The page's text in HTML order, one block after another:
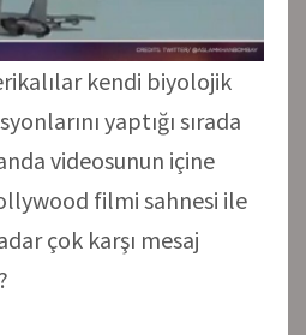
kendi biyolojik
yaptığı sırada
videosunun içine
filmi sahnesi ile
çok karşı mesaj